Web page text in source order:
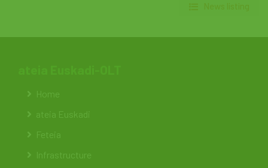
Home
ateia Euskadi
Feteia
Infrastructure